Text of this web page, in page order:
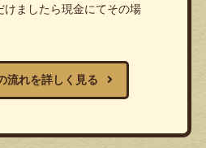
けましたら現金にてその場
流れを詳しく見る